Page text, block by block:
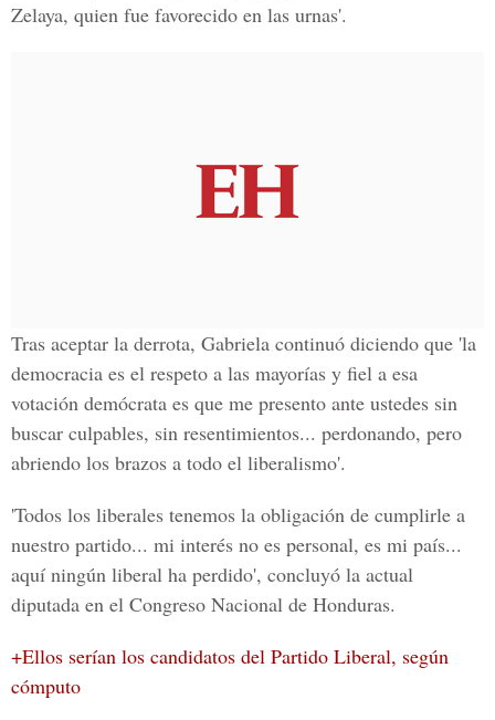
Zelaya, quien fue favorecido en las urnas'.
Tras aceptar la derrota, Gabriela continuó diciendo que 'la
democracia es el respeto a las mayorías y fiel a esa
votación demócrata es que me presento ante ustedes sin
buscar culpables, sin resentimientos... perdonando, pero
abriendo los brazos a todo el liberalismo'.
'Todos los liberales tenemos la obligación de cumplirle a
nuestro partido... mi interés no es personal, es mi país...
aquí ningún liberal ha perdido', concluyó la actual
diputada en el Congreso Nacional de Honduras.
+Ellos serían los candidatos del Partido Liberal, según
cómputo